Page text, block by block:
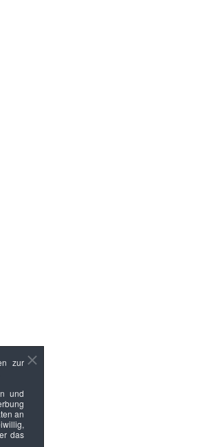
zur
und
an
das